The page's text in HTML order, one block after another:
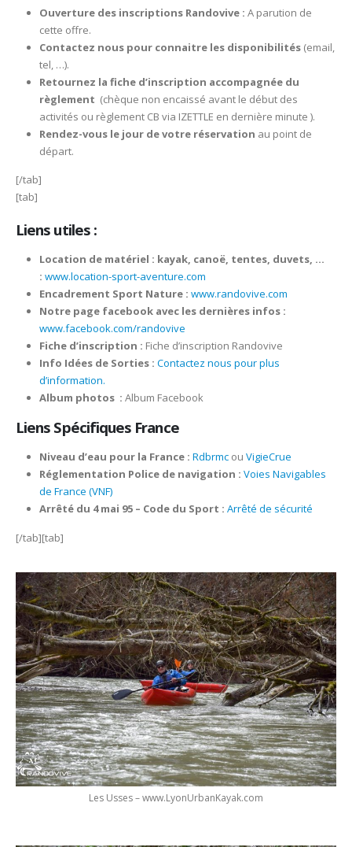
Ouverture des inscriptions Randovive : A parution de
cette offre.
Contactez nous pour connaitre les disponibilités(email,
tel, …).
Retournez la fiche d’inscription accompagnée du
règlement (chèque non encaissé avant le début des
activités ou règlement CB via IZETTLE en dernière minute ).
Rendez-vous le jour de votre réservation au point de
départ.
[/tab]
[tab]
Liens utiles :
Location de matériel : kayak, canoë, tentes, duvets, …
: www.location-sport-aventure.com
Encadrement Sport Nature : www.randovive.com
Notre page facebook avec les dernières infos :
www.facebook.com/randovive
Fiche d’inscription : Fiche d’inscription Randovive
Info Idées de Sorties : Contactez nous pour plus
d’information.
Album photos : Album Facebook
Liens Spécifiques France
Niveau d’eau pour la France : Rdbrmcou VigieCrue
Réglementation Police de navigation : Voies Navigables
de France (VNF)
Arrêté du 4 mai 95 – Code du Sport : Arrêté de sécurité
[/tab][tab]
Les Usses – www.LyonUrbanKayak.com